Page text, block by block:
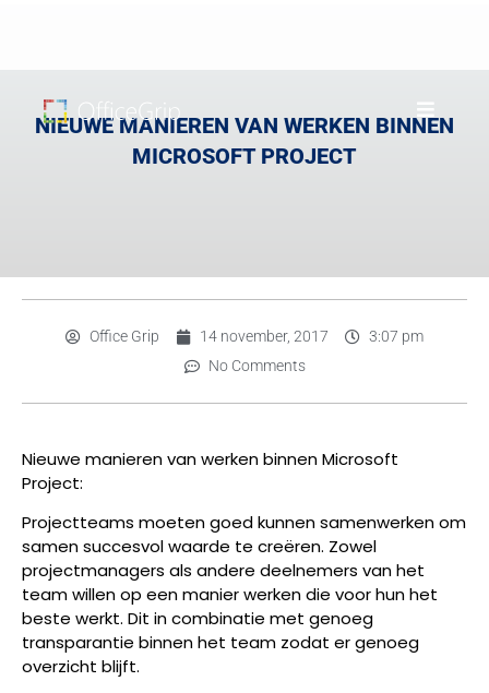
NIEUWE MANIEREN VAN WERKEN BINNEN
MICROSOFT PROJECT
Office Grip 14 november, 2017
3:07 pm
No Comments
Nieuwe manieren van werken binnen Microsoft
Project:
Projectteams moeten goed kunnen samenwerken om
samen succesvol waarde te creëren. Zowel
projectmanagers als andere deelnemers van het
team willen op een manier werken die voor hun het
beste werkt. Dit in combinatie met genoeg
transparantie binnen het team zodat er genoeg
overzicht blijft.